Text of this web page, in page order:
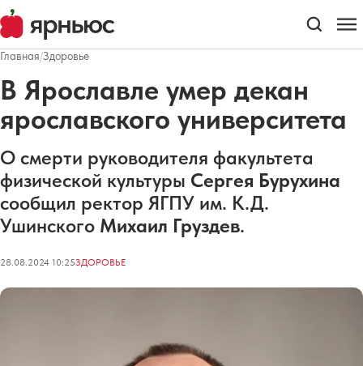
Главная/Здоровье
В Ярославле умер декан
ярославского университета
О смерти руководителя факультета
физической культуры Сергея Бурухина
сообщил ректор ЯГПУ им. К.Д.
Ушинского Михаил Груздев.
28.08.2024 10:25ЗДОРОВЬЕ